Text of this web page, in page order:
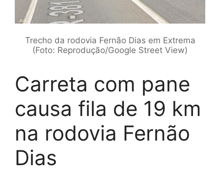
Trecho da rodovia Fernão Dias em Extrema
(Foto: Reprodução/Google Street View)
Carreta com pane
causa fila de 19 km
na rodovia Fernão
Dias